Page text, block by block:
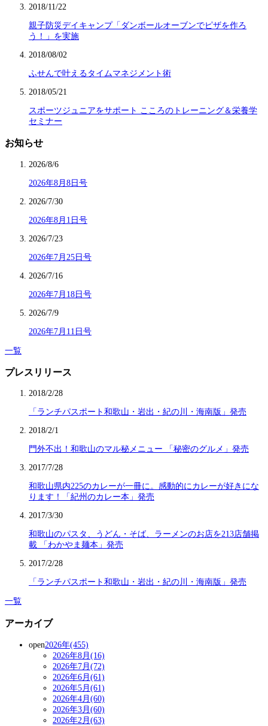
2018/11/22
親子防災デイキャンプ「ダンボールオーブンでピザを作ろ
う！」を実施
2018/08/02
ふせんで叶えるタイムマネジメント術
2018/05/21
スポーツジュニアをサポート こころのトレーニング＆栄養学
セミナー
お知らせ
2026/8/6
2026年8月8日号
2026/7/30
2026年8月1日号
2026/7/23
2026年7月25日号
2026/7/16
2026年7月18日号
2026/7/9
2026年7月11日号
一覧
プレスリリース
2018/2/28
「ランチパスポート和歌山・岩出・紀の川・海南版」発売
2018/2/1
門外不出！和歌山のマル秘メニュー 「秘密のグルメ」発売
2017/7/28
和歌山県内225のカレーが一冊に。感動的にカレーが好きにな
ります！「紀州のカレー本」発売
2017/3/30
和歌山のパスタ、うどん・そば、ラーメンのお店を213店舗掲
載 「わかやま麺本」発売
2017/2/28
「ランチパスポート和歌山・岩出・紀の川・海南版」発売
一覧
アーカイブ
open2026年(455)
2026年8月(16)
2026年7月(72)
2026年6月(61)
2026年5月(61)
2026年4月(60)
2026年3月(60)
2026年2月(63)